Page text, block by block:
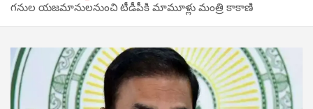
గనుల యజమానులనుంచి టీడీపీకి మామూళ్లు మంత్రి కాకాణి